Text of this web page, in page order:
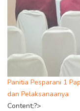
Panitia Pesparani 1
dan Pelaksanaanya
Content;?>